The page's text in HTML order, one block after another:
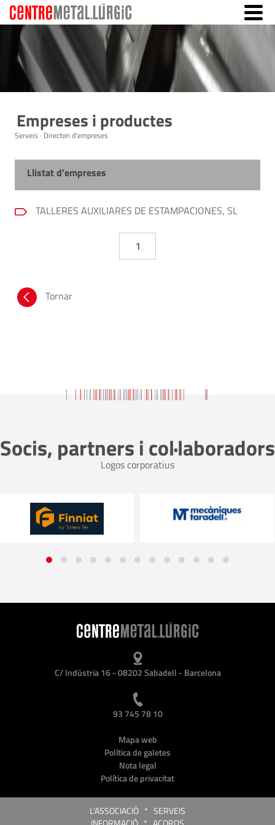
Empreses i productes
Serveis · Directori d'empreses
Llistat d'empreses
TALLERES AUXILIARES DE ESTAMPACIONES, SL
1
Tornar
Socis, partners i col·laboradors
Logos corporatius
C/ Indústria 16 - 08202 Sabadell - Barcelona
93 745 78 10
Mapa web
Política de galetes
Nota legal
Política de privacitat
L'ASSOCIACIÓ * SERVEIS